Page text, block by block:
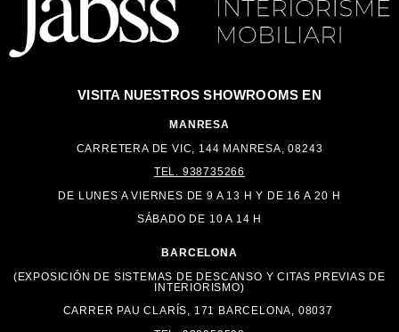
VISITA NUESTROSSHOWROOMS EN
MANRESA
CARRETERA DE VIC, 144 MANRESA, 08243
TEL. 938735266
DE LUNES A VIERNES DE 9 A 13 H Y DE 16 A20 H
SÁBADO DE 10 A 14 H
BARCELONA
(EXPOSICIÓN DE SISTEMAS DE DESCANSO Y CITAS PREVIAS DE
INTERIORISMO)
CARRER PAU CLARÍS, 171 BARCELONA, 08037